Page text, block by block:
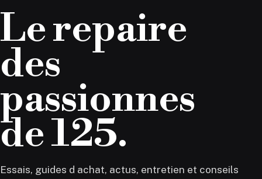
Le repaire
des
passionnes
de 125.
Essais, guides d achat, actus, entretien et conseils